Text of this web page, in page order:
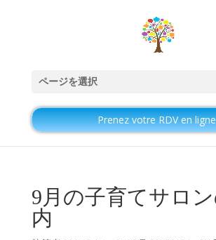
ページを選択
Prenez votre RDV en ligne
9月の子育てサロ
内